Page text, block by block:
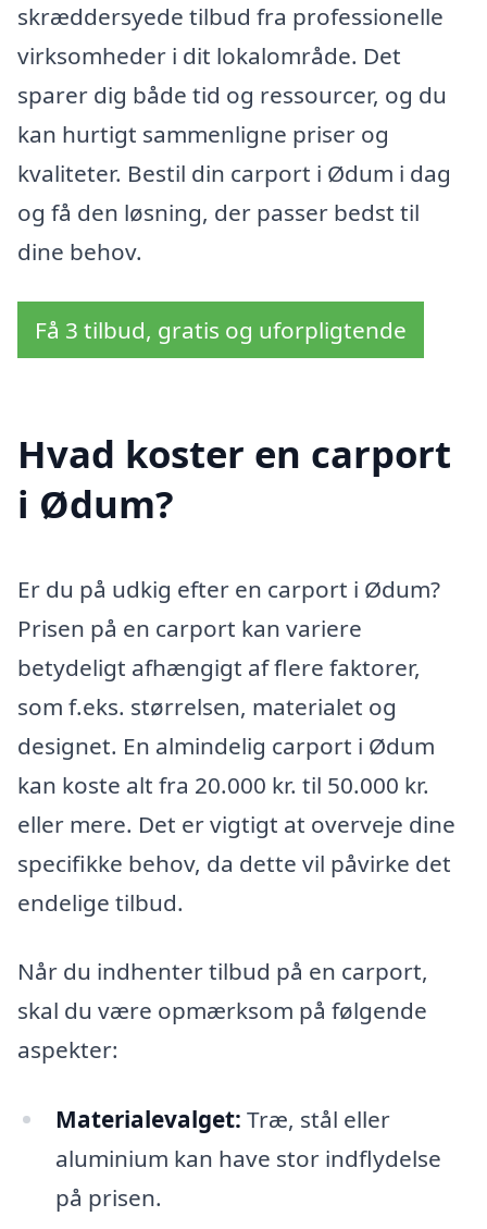
skræddersyede tilbud fra professionelle
virksomheder i dit lokalområde. Det
sparer dig både tid og ressourcer, og du
kan hurtigt sammenligne priser og
kvaliteter. Bestil din carport i Ødum i dag
og få den løsning, der passer bedst til
dine behov.
Få 3 tilbud, gratis og uforpligtende
Hvad koster en carport
i Ødum?
Er du på udkig efter en carport i Ødum?
Prisen på en carport kan variere
betydeligt afhængigt af flere faktorer,
som f.eks. størrelsen, materialet og
designet. En almindelig carport i Ødum
kan koste alt fra 20.000 kr. til 50.000 kr.
eller mere. Det er vigtigt at overveje dine
specifikke behov, da dette vil påvirke det
endelige tilbud.
Når du indhenter tilbud på en carport,
skal du være opmærksom på følgende
aspekter:
Materialevalget: Træ, stål eller
aluminium kan have stor indflydelse
på prisen.